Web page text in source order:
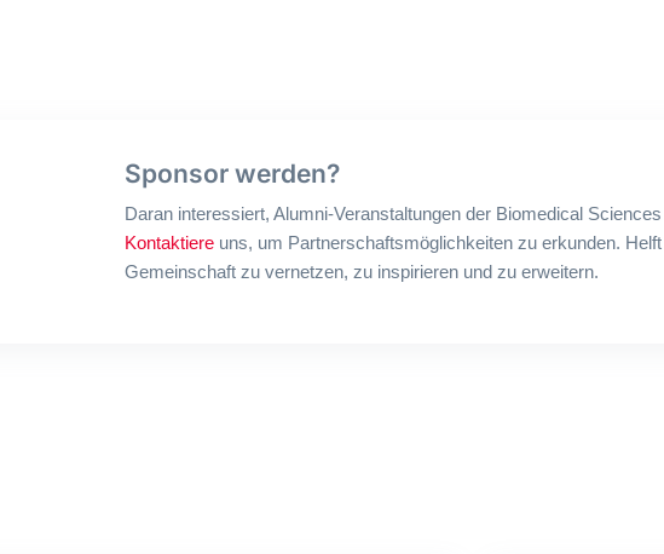
Sponsor werden?
Daran interessiert, Alumni-Veranstaltungen der Biomedical
Kontaktiere uns, um Partnerschaftsmöglichkeiten zu erkunden.
Gemeinschaft zu vernetzen, zu inspirieren und zu erweitern.